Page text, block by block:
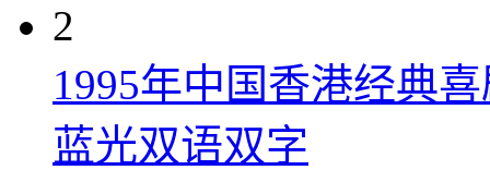
2
1995年中国香港经典
蓝光双语双字